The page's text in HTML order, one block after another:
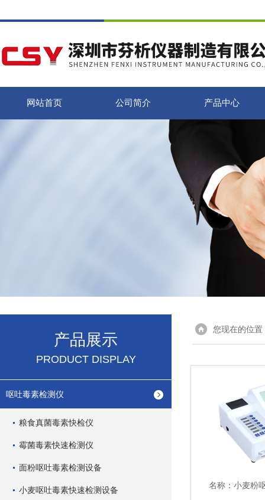
网站首页 公司简介 产品中心
产品展示
PRODUCT DISPLAY
呕吐毒素检测仪
粮食真菌毒素快检仪
霉菌毒素快速检测仪
面粉呕吐毒素检测设备
小麦呕吐毒素快速检测设备
您现在的位置
名称： 小麦粉呕